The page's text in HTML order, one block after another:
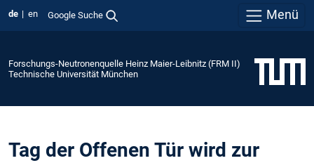
de en Google Suche Menü
Forschungs-Neutronenquelle Heinz Maier-Leibnitz (FRM II)
Technische Universität München
Tag der Offenen Tür wird zur